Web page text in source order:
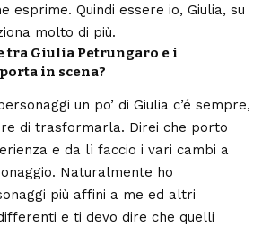
esprime. Quindi essere io, Giulia, su
molto di più.
tra Giulia Petrungaro e i
in scena?
un po’ di Giulia c’é sempre,
di trasformarla. Direi che porto
e da lì faccio i vari cambi a
Naturalmente ho
più affini a me ed altri
e ti devo dire che quelli